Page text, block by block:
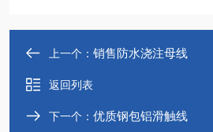
上一个： 销售防水浇注母线
返回列表
下一个： 优质钢包铝滑触线